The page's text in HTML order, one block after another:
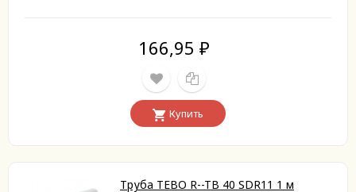
166,95 ₽
Купить
Труба TEBO R--TB 40 SDR11 1 м